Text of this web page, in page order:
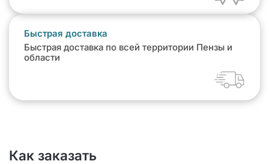
Быстрая доставка
Быстрая доставка по всей территории Пензы и
области
Как заказать